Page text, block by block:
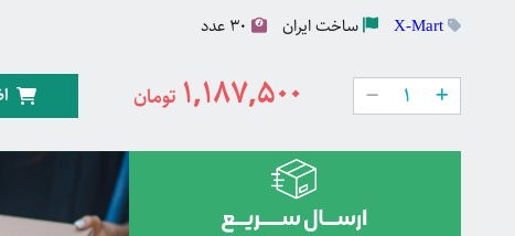
X-Mart ساختایران
1,187,500 تومان